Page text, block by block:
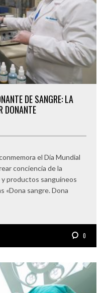
DE SANGRE: LA
DONANTE
el Día Mundial
conciencia de la
productos sanguíneos
«Dona sangre. Dona
0